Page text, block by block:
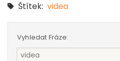
Štítek: videa
Vyhledat Fráze: